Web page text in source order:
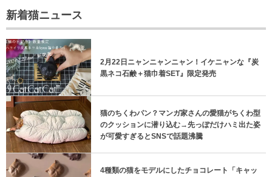
新着猫ニュース
2月22日ニャンニャンニャン！イケニャンな『炭
黒ネコ石鹸＋猫巾着SET』限定発売
猫のちくわパン？マンガ家さんの愛猫がちくわ型
のクッションに潜り込む→先っぽだけハミ出た姿
が可愛すぎるとSNSで話題沸騰
4種類の猫をモデルにしたチョコレート「キャッ